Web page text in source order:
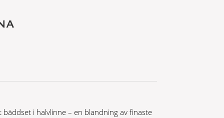
bäddset i halvlinne – en blandning av finaste